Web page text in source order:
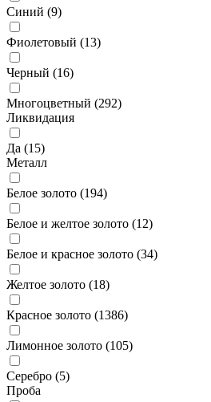
Синий (9)
Фиолетовый (13)
Черный (16)
Многоцветный (292)
Ликвидация
Да (15)
Металл
Белое золото (194)
Белое и желтое золото (12)
Белое и красное золото (34)
Желтое золото (18)
Красное золото (1386)
Лимонное золото (105)
Серебро (5)
Проба